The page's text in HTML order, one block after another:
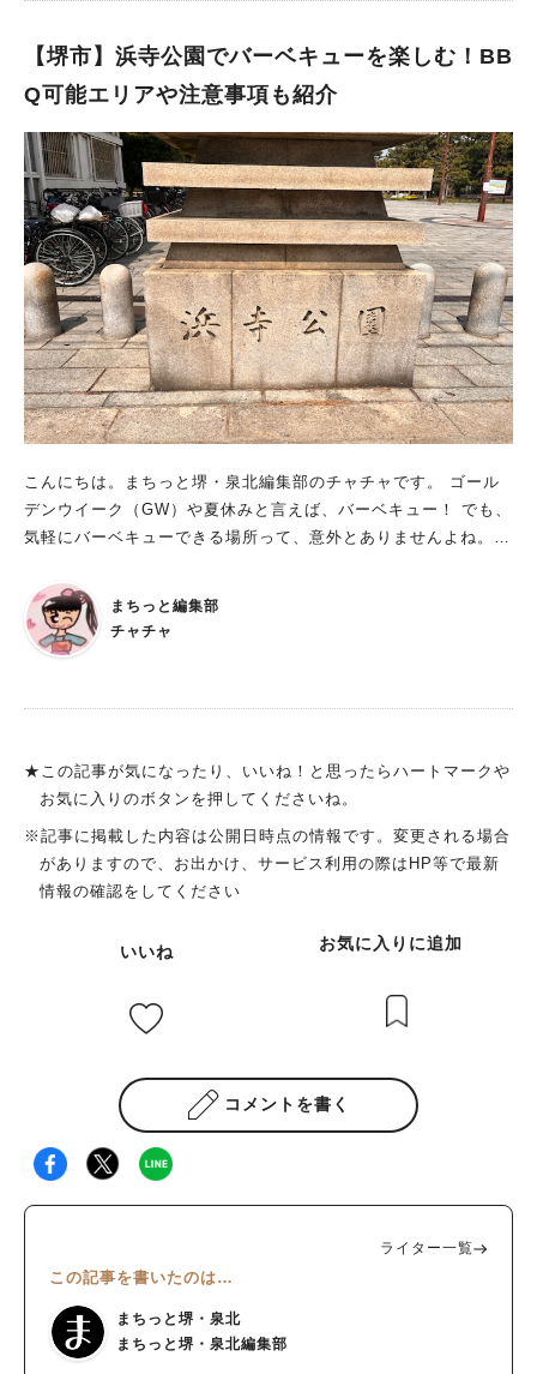
【堺市】浜寺公園でバーベキューを楽しむ！BB
Q可能エリアや注意事項も紹介
こんにちは。まちっと堺・泉北編集部のチャチャです。 ゴール
デンウイーク（GW）や夏休みと言えば、バーベキュー！ でも、
気軽にバーベキューできる場所って、意外とありませんよね。
浜寺公園をご紹介します！ 浜寺公園のバーベキューエリア 浜寺
公園でバーベキューを楽しめるエリアは、上の画像のオレンジ色
で囲われた部分です。 かなり広域で楽しむことができますよ
道や炭捨て場、トイレもあります。 無料で利用できるバーベキ
浜寺公園でのバーベキューを楽しむ 先日、家族で浜寺公園での
バーベキューを楽しんできました。 我が家では、第2駐車場や第
3駐車場に車を止めて、その近くでバーベキューをするのが恒
がうれしいです。 浜寺公園の豊かな緑の中でバーベキュー…と
ベキューコンロを用意してくださいね。 ルールを守って楽しも
たり前のことじゃありません…。 ゴミを持ち帰ったり火の取扱
いに注意したり、最低限のマナーを心がけたいですね。 これか
らも浜寺公園でのバーベキューを楽しめるように、公園のルール
を守りましょう！
まちっと編集部
チャチャ
★この記事が気になったり、いいね！と思ったらハートマークや
お気に入りのボタンを押してくださいね。
※記事に掲載した内容は公開日時点の情報です。変更される場合
がありますので、お出かけ、サービス利用の際はHP等で最新
情報の確認をしてください
いいね お気に入りに追加
コメントを書く
ライター一覧
この記事を書いたのは…
まちっと堺・泉北
まちっと堺・泉北編集部